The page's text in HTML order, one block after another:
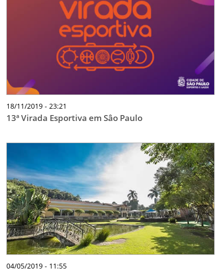
18/11/2019 - 23:21
13ª Virada Esportiva em Sâo Paulo
04/05/2019 - 11:55